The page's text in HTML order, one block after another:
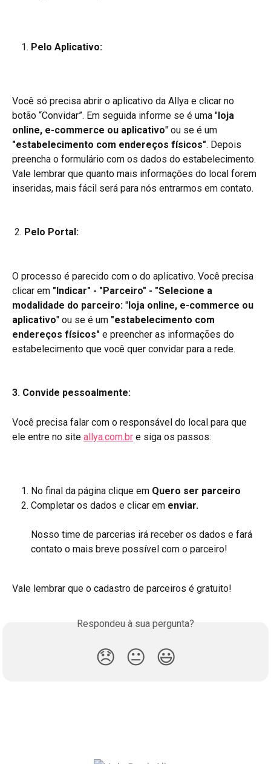
Pelo Aplicativo:
Você só precisa abrir o aplicativo da Allya e clicar no
botão “Convidar”. Em seguida informe se é uma "loja
online, e-commerce ou aplicativo" ou se é um
"estabelecimento com endereços físicos". Depois
preencha o formulário com os dados do estabelecimento.
Vale lembrar que quanto mais informações do local forem
inseridas, mais fácil será para nós entrarmos em contato.
2. Pelo Portal:
O processo é parecido com o do aplicativo. Você precisa
clicar em "Indicar" - "Parceiro" - "Selecione a
modalidade do parceiro: "loja online, e-commerce ou
aplicativo" ou se é um "estabelecimento com
endereços físicos" e preencher as informações do
estabelecimento que você quer convidar para a rede.
3. Convide pessoalmente:
Você precisa falar com o responsável do local para que
ele entre no site allya.com.br e siga os passos:
No final da página clique em Quero ser parceiro
Completar os dados e clicar em enviar.
Nosso time de parcerias irá receber os dados e fará
contato o mais breve possível com o parceiro!
Vale lembrar que o cadastro de parceiros é gratuito!
Respondeu à sua pergunta?
😞 😐 😃